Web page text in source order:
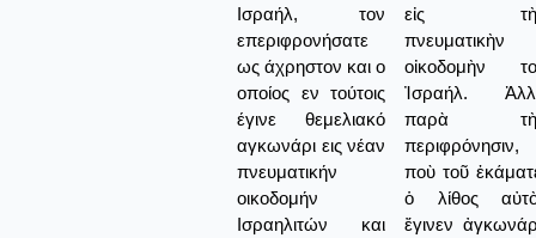
Ισραήλ, τον
επεριφρονήσατε
ως άχρηστον και ο
οποίος εν τούτοις
έγινε θεμελιακό
αγκωνάρι εις νέαν
πνευματικήν
οικοδομήν
Ισραηλιτών και
εἰς
πνευματικὴν
οἰκοδομὴν
Ἰσραήλ.
παρὰ
περιφρόνησιν,
ποὺ τοῦ
ὁ λίθος
ἔγινεν